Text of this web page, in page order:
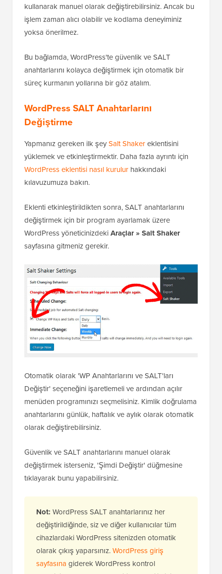
kullanarak manuel olarak değiştirebilirsiniz. Ancak bu
işlem zaman alıcı olabilir ve kodlama deneyiminiz
yoksa önerilmez.
Bu bağlamda, WordPress'te güvenlik ve SALT
anahtarlarını kolayca değiştirmek için otomatik bir
süreç kurmanın yollarına bir göz atalım.
WordPress SALT Anahtarlarını
Değiştirme
Yapmanız gereken ilk şeySalt Shakereklentisini
yüklemek ve etkinleştirmektir. Daha fazla ayrıntı için
WordPress eklentisi nasıl kurulur hakkındaki
kılavuzumuza bakın.
Eklenti etkinleştirildikten sonra, SALT anahtarlarını
değiştirmek için bir program ayarlamak üzere
WordPress yöneticinizdekiAraçlar » Salt Shaker
sayfasına gitmeniz gerekir.
Otomatik olarak 'WP Anahtarlarını ve SALT'ları
Değiştir' seçeneğini işaretlemeli ve ardından açılır
menüden programınızı seçmelisiniz. Kimlik doğrulama
anahtarlarını günlük, haftalık ve aylık olarak otomatik
olarak değiştirebilirsiniz.
Güvenlik ve SALT anahtarlarını manuel olarak
değiştirmek isterseniz, 'Şimdi Değiştir' düğmesine
tıklayarak bunu yapabilirsiniz.
Not: WordPress SALT anahtarlarınız her
değiştirildiğinde, siz ve diğer kullanıcılar tüm
cihazlardaki WordPress sitenizden otomatik
olarak çıkış yaparsınız.WordPress giriş
sayfasına giderek WordPress kontrol